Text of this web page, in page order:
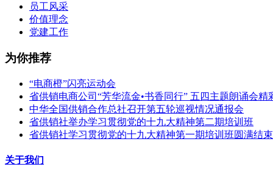
员工风采
价值理念
党建工作
为你推荐
“电商橙”闪亮运动会
省供销电商公司“芳华流金•书香同行” 五四主题朗诵会精
中华全国供销合作总社召开第五轮巡视情况通报会
省供销社举办学习贯彻党的十九大精神第二期培训班
省供销社学习贯彻党的十九大精神第一期培训班圆满结束
关于我们